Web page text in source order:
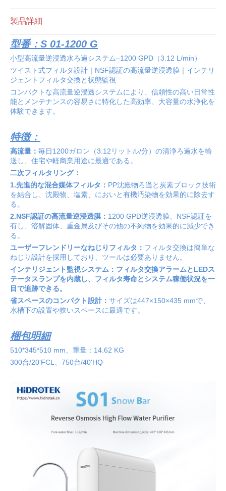
製品詳細
型番：S 01-1200 G
小型高流量逆浸透水ろ過システム–1200 GPD（3.12 L/min）
ツイスト式フィルタ設計｜NSF認証の高流量逆浸透膜｜インテリ
ジェントフィルタ交換と状態監視
コンパクトな高流量逆浸透システムにより、信頼性の高い日常性
能とメンテナンスの容易さに特化した高効率、大容量の水浄化を
体験できます。
特徴：
高流量： 毎日1200ガロン（3.12リットル/分）の清浄ろ過水を輸
送し、住宅や軽商業用途に最適である。
二次フィルタリング：
1.先進的な混合媒体フィルタ： PP沈殿物ろ過と炭素ブロック技術
を結合し、沈殿物、塩素、においと有機汚染物を効果的に除去す
る。
2.NSF認証の高流量逆浸透膜： 1200 GPD逆浸透膜、NSF認証を
有し、溶解固体、重金属及びその他の不純物を効果的に減少でき
る。
ユーザーフレンドリーなねじりフィルタ： フィルタ交換は簡単な
ねじり設計を採用しており、ツールは必要ありません。
インテリジェント監視システム：フィルタ交換アラームとLEDス
テータスランプを内蔵し、フィルタ寿命とシステム稼働状況を一
目で追跡できる。
省スペースのコンパクト設計： サイズは447×150×435 mmで、
水槽下の設置や狭いスペースに最適です。
梱包明細
510*345*510 mm、重量：14.62 KG
300台/20'FCL、750台/40'HQ